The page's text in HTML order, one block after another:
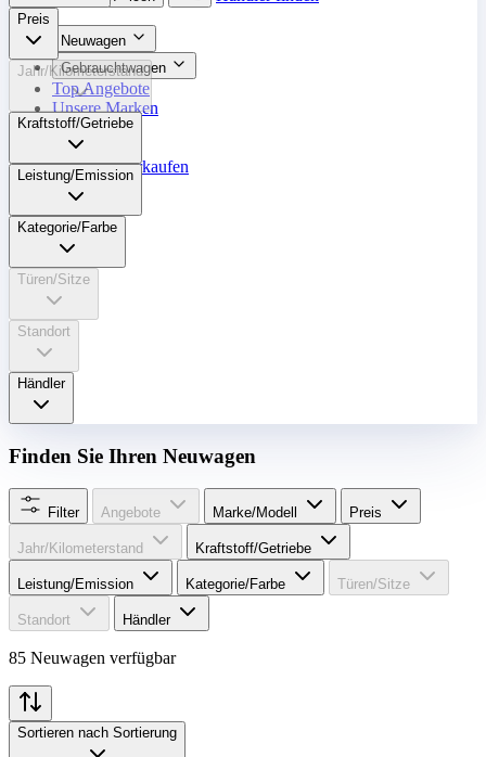
Neuwagen
Gebrauchtwagen
Top Angebote
Unsere Marken
Werkstatt
Fahrzeug verkaufen
Mehr
Preis
Jahr/Kilometerstand
Kraftstoff/Getriebe
Leistung/Emission
Kategorie/Farbe
Türen/Sitze
Standort
Händler
Finden Sie Ihren Neuwagen
Filter Angebote Marke/Modell Preis
Jahr/Kilometerstand Kraftstoff/Getriebe
Leistung/Emission Kategorie/Farbe Türen/Sitze
Standort Händler
85 Neuwagen verfügbar
Sortieren nach Sortierung